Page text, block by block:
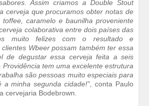
Assim criamos a Double Stout
cerveja que procuramos obter notas de
caramelo e baunilha proveniente
colaborativa entre dois países das
muito felizes com o resultado e
Wbeer possam também ter essa
de degustar essa cerveja feita a seis
tem uma excelente estrutura
são pessoas muito especiais para
a minha segunda cidade!” , conta Paulo
cervejaria Bodebrown.